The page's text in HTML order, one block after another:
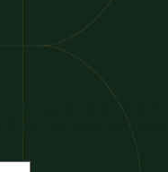
– lehká, svěží vína a
maďarského jezera.